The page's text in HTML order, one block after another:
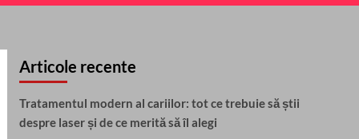
Articole recente
Tratamentul modern al cariilor: tot ce trebuie să știi
despre laser și de ce merită să îl alegi